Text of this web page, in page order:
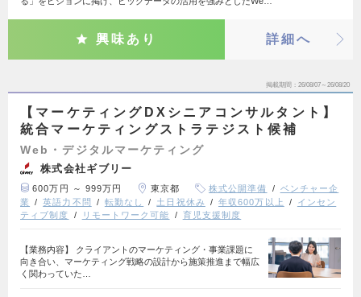
興味あり 詳細へ
掲載期間 26/08/07～26/08/20
【マーケティングDXシニアコンサルタント】
統合マーケティングストラテジスト候補
Web・デジタルマーケティング
株式会社ギブリー
600万円 ～ 999万円 東京都 株式公開準備
ベンチャー企
業
英語力不問 転勤なし 土日祝休み 年収600万以上
インセン
ティブ制度
リモートワーク可能 育児支援制度
【業務内容】 クライアントのマーケティング・事業課題に
向き合い、マーケティング戦略の設計から施策推進まで幅広
く関わっていた…